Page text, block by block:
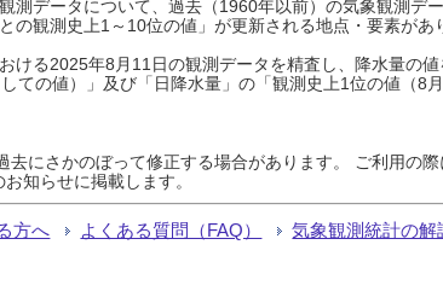
測データについて、過去（1960年以前）の気象観測デ
の観測史上1～10位の値」が更新される地点・要素があ
ける2025年8月11日の観測データを精査し、降水量の
ての値）」及び「日降水量」の「観測史上1位の値（
にさかのぼって修正する場合があります。 ご利用の
知らせに掲載します。
方へ よくある質問（FAQ） 気象観測統計の解